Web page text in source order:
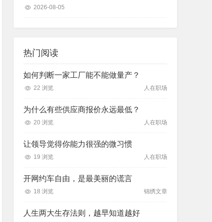
2026-08-05
热门阅读
如何判断一家工厂能不能做量产？
22 浏览 人在职场
为什么有些供应商报价永远最低？
20 浏览 人在职场
让领导觉得你能力很强的微习惯
19 浏览 人在职场
开网约车自由，是最美丽的谎言
18 浏览 锦绣文章
人生两大生存法则，越早知道越好